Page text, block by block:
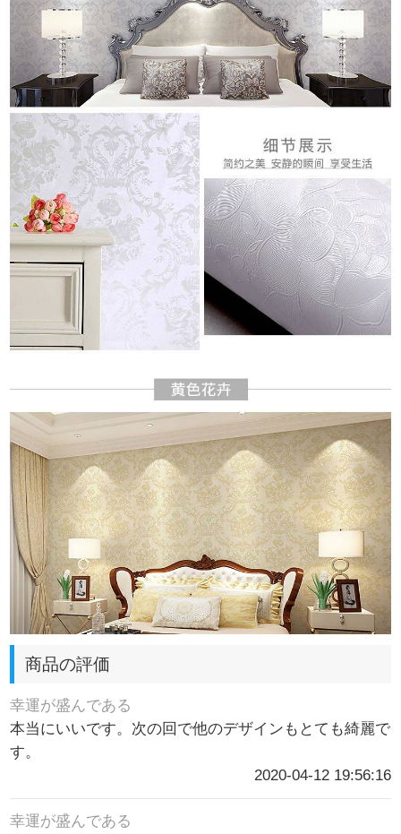
商品の評価
幸運が盛んである
本当にいいです。次の回で他のデザインもとても綺麗で
す。
2020-04-12 19:56:16
幸運が盛んである